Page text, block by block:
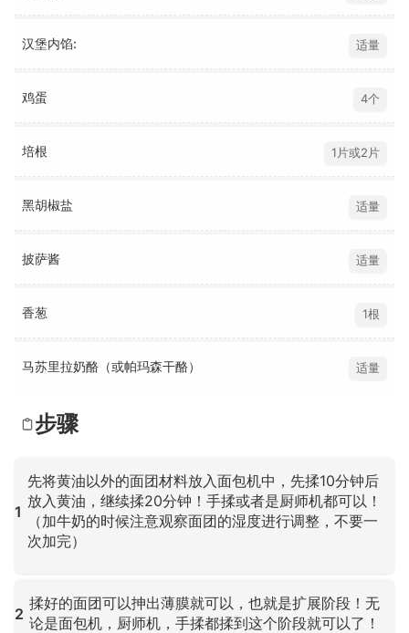
汉堡内馅: 适量
鸡蛋 4个
培根 1片或2片
黑胡椒盐 适量
披萨酱 适量
香葱 1根
马苏里拉奶酪（或帕玛森干酪） 适量
步骤
1
先将黄油以外的面团材料放入面包机中，先揉10分钟后
放入黄油，继续揉20分钟！手揉或者是厨师机都可以！
（加牛奶的时候注意观察面团的湿度进行调整，不要一
次加完）
2
揉好的面团可以抻出薄膜就可以，也就是扩展阶段！无
论是面包机，厨师机，手揉都揉到这个阶段就可以了！